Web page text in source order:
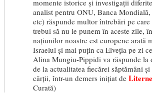
momente istorice și investigații
analist pentru ONU, Banca
etc) răspunde multor întrebări pe
trebui să nu le punem în aceste zile,
națiunilor noastre est europene arată
Israelul și mai puțin ca Elveția pe zi
Alina Mungiu-Pippidi va răspunde la
de la actualitatea fiecărei săptămâni
cărții, într-un demers inițiat de
Curată)